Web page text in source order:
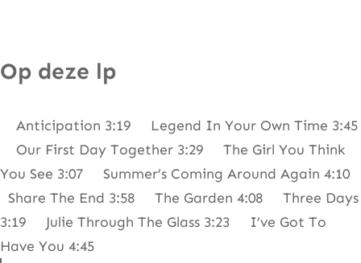
S
n
A
n
Op deze lp
Anticipation 3:19 Legend In Your Own Time 3:45
Our First Day Together 3:29 The Girl You Think
You See 3:07 Summer’s Coming Around Again 4:10
Share The End 3:58 The Garden 4:08 Three Days
3:19 Julie Through The Glass 3:23 I’ve Got To
Have You 4:45